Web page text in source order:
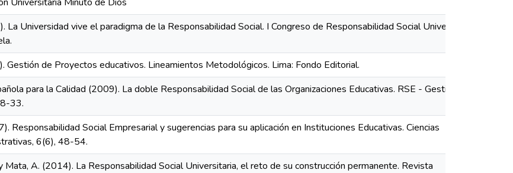
La Universidad vive el paradigma de la Responsabilidad Social. I Congreso de Responsabilidad Social Universitaria.
Gestión de Proyectos educativos. Lineamientos Metodológicos. Lima: Fondo Editorial.
para la Calidad (2009). La doble Responsabilidad Social de las Organizaciones Educativas. RSE - Gestión
33.
Responsabilidad Social Empresarial y sugerencias para su aplicación en Instituciones Educativas. Ciencias
6(6), 48-54.
Mata, A. (2014). La Responsabilidad Social Universitaria, el reto de su construcción permanente. Revista